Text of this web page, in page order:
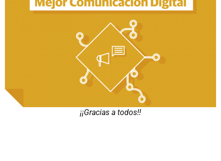
¡¡Gracias a todos!!